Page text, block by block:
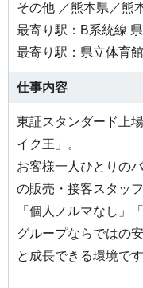
その他 ／熊本県／熊
最寄り駅：B系統線
最寄り駅：県立体育
仕事内容
東証スタンダード上
イク王」。
お客様一人ひとりの
の販売・接客スタッ
「個人ノルマなし」
グループならではの
と成長できる環境です